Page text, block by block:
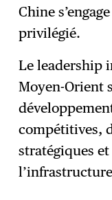
Chine
privilégié.
Le leadership
Moyen-Orient
compétitives,
stratégiques